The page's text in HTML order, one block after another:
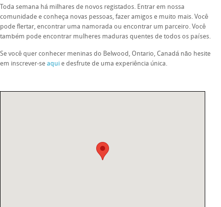
Toda semana há milhares de novos registados. Entrar em nossa
comunidade e conheça novas pessoas, fazer amigos e muito mais. Você
pode flertar, encontrar uma namorada ou encontrar um parceiro. Você
também pode encontrar mulheres maduras quentes de todos os países.
Se você quer conhecer meninas do Belwood, Ontario, Canadá não hesite
em inscrever-se aqui e desfrute de uma experiência única.